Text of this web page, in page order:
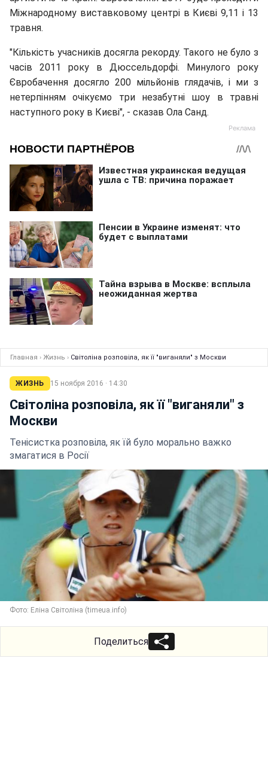
Міжнародному виставковому центрі в Києві 9,11 і 13
травня.
"Кількість учасників досягла рекорду. Такого не було з
часів 2011 року в Дюссельдорфі. Минулого року
Євробачення досягло 200 мільйонів глядачів, і ми з
нетерпінням очікуємо три незабутні шоу в травні
наступного року в Києві", - сказав Ола Санд.
Главная › Жизнь › Світоліна розповіла, як її "виганяли" з Москви
ЖИЗНЬ 15 ноября 2016 · 14:30
Світоліна розповіла, як її "виганяли" з
Москви
Тенісистка розповіла, як їй було морально важко
змагатися в Росії
Фото: Еліна Світоліна (timeua.info)
Поделиться